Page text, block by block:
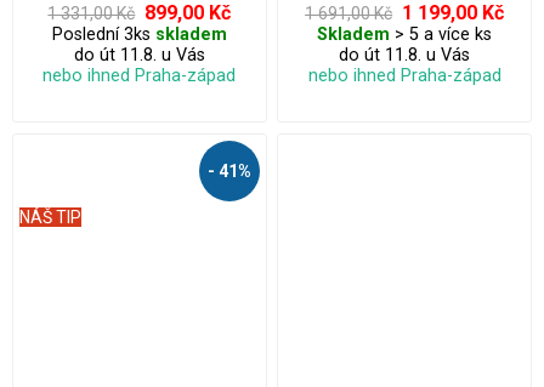
1 331,00 Kč 899,00 Kč
Poslední 3ks skladem
do út 11.8. u Vás
nebo ihned Praha-západ
1 691,00 Kč 1 199,00 Kč
Skladem > 5 a více ks
do út 11.8. u Vás
nebo ihned Praha-západ
- 41%
NÁŠ TIP